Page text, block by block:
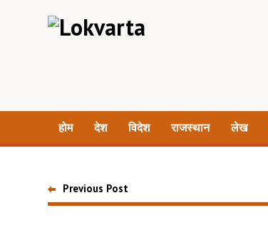
होम देश विदेश राजस्थान लेख
Previous Post